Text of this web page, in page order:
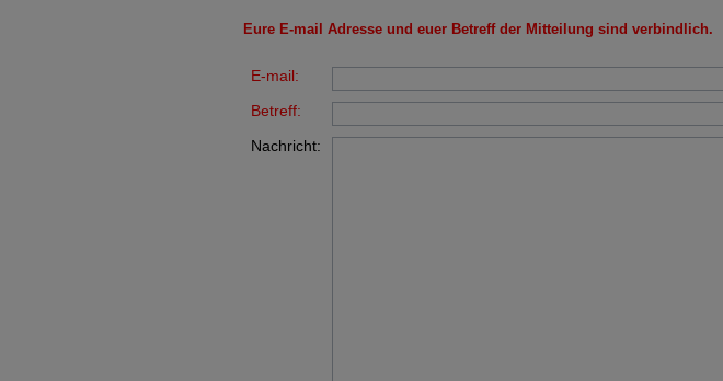
Eure E-mail Adresse und euer Betreff der Mitteilung sind verbindlich.
E-mail:
Betreff:
Nachricht: